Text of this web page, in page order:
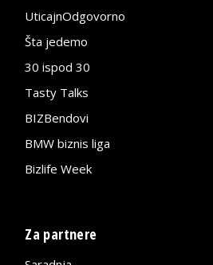
UticajnOdgovorno
Šta jedemo
30 ispod 30
Tasty Talks
BIZBendovi
BMW biznis liga
Bizlife Week
Za partnere